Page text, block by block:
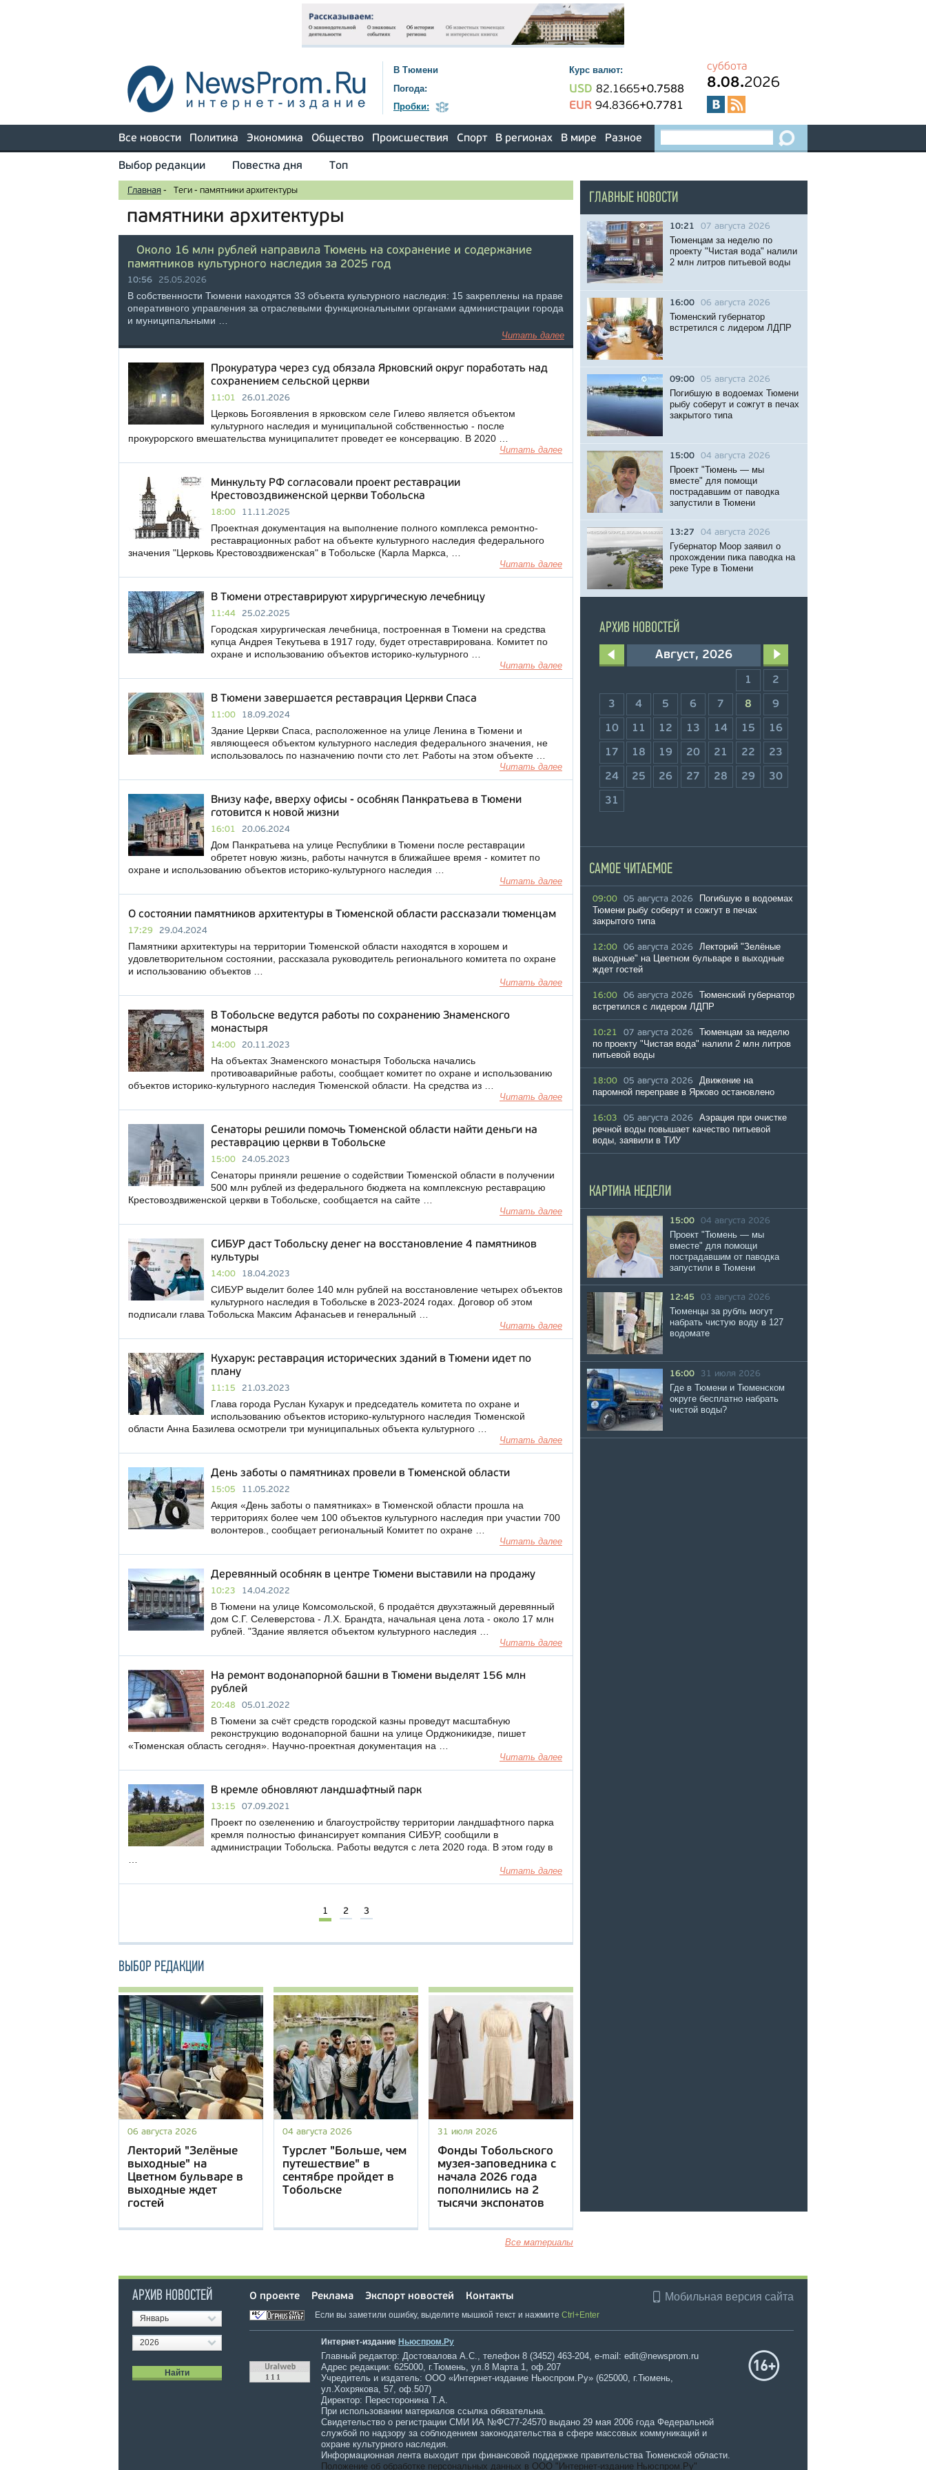
В Тюмени
Погода:
Пробки:
Курс валют:
USD 82.1665+0.7588
EUR 94.8366+0.7781
суббота
8.08.2026
Все новости Политика Экономика Общество Происшествия Спорт В регионах В мире Разное
Выбор редакции Повестка дня Топ
Главная - Теги - памятники архитектуры
памятники архитектуры
Около 16 млн рублей направила Тюмень на сохранение и содержание
памятников культурного наследия за 2025 год
10:56 25.05.2026
В собственности Тюмени находятся 33 объекта культурного наследия: 15 закреплены на праве
оперативного управления за отраслевыми функциональными органами администрации города
и муниципальными …
Читать далее
Прокуратура через суд обязала Ярковский округ поработать над
сохранением сельской церкви
11:01 26.01.2026
Церковь Богоявления в ярковском селе Гилево является объектом
культурного наследия и муниципальной собственностью - после
прокурорского вмешательства муниципалитет проведет ее консервацию. В 2020 …
Читать далее
Минкульту РФ согласовали проект реставрации
Крестовоздвиженской церкви Тобольска
18:00 11.11.2025
Проектная документация на выполнение полного комплекса ремонтно-
реставрационных работ на объекте культурного наследия федерального
значения "Церковь Крестовоздвиженская" в Тобольске (Карла Маркса, …
Читать далее
В Тюмени отреставрируют хирургическую лечебницу
11:44 25.02.2025
Городская хирургическая лечебница, построенная в Тюмени на средства
купца Андрея Текутьева в 1917 году, будет отреставрирована. Комитет по
охране и использованию объектов историко-культурного …
Читать далее
В Тюмени завершается реставрация Церкви Спаса
11:00 18.09.2024
Здание Церкви Спаса, расположенное на улице Ленина в Тюмени и
являющееся объектом культурного наследия федерального значения, не
использовалось по назначению почти сто лет. Работы на этом объекте …
Читать далее
Внизу кафе, вверху офисы - особняк Панкратьева в Тюмени
готовится к новой жизни
16:01 20.06.2024
Дом Панкратьева на улице Республики в Тюмени после реставрации
обретет новую жизнь, работы начнутся в ближайшее время - комитет по
охране и использованию объектов историко-культурного наследия …
Читать далее
О состоянии памятников архитектуры в Тюменской области рассказали тюменцам
17:29 29.04.2024
Памятники архитектуры на территории Тюменской области находятся в хорошем и
удовлетворительном состоянии, рассказала руководитель регионального комитета по охране
и использованию объектов …
Читать далее
В Тобольске ведутся работы по сохранению Знаменского
монастыря
14:00 20.11.2023
На объектах Знаменского монастыря Тобольска начались
противоаварийные работы, сообщает комитет по охране и использованию
объектов историко-культурного наследия Тюменской области. На средства из …
Читать далее
Сенаторы решили помочь Тюменской области найти деньги на
реставрацию церкви в Тобольске
15:00 24.05.2023
Сенаторы приняли решение о содействии Тюменской области в получении
500 млн рублей из федерального бюджета на комплексную реставрацию
Крестовоздвиженской церкви в Тобольске, сообщается на сайте …
Читать далее
СИБУР даст Тобольску денег на восстановление 4 памятников
культуры
14:00 18.04.2023
СИБУР выделит более 140 млн рублей на восстановление четырех объектов
культурного наследия в Тобольске в 2023-2024 годах. Договор об этом
подписали глава Тобольска Максим Афанасьев и генеральный …
Читать далее
Кухарук: реставрация исторических зданий в Тюмени идет по
плану
11:15 21.03.2023
Глава города Руслан Кухарук и председатель комитета по охране и
использованию объектов историко-культурного наследия Тюменской
области Анна Базилева осмотрели три муниципальных объекта культурного …
Читать далее
День заботы о памятниках провели в Тюменской области
15:05 11.05.2022
Акция «День заботы о памятниках» в Тюменской области прошла на
территориях более чем 100 объектов культурного наследия при участии 700
волонтеров., сообщает региональный Комитет по охране …
Читать далее
Деревянный особняк в центре Тюмени выставили на продажу
10:23 14.04.2022
В Тюмени на улице Комсомольской, 6 продаётся двухэтажный деревянный
дом С.Г. Селеверстова - Л.Х. Брандта, начальная цена лота - около 17 млн
рублей. "Здание является объектом культурного наследия …
Читать далее
На ремонт водонапорной башни в Тюмени выделят 156 млн
рублей
20:48 05.01.2022
В Тюмени за счёт средств городской казны проведут масштабную
реконструкцию водонапорной башни на улице Орджоникидзе, пишет
«Тюменская область сегодня». Научно-проектная документация на …
Читать далее
В кремле обновляют ландшафтный парк
13:15 07.09.2021
Проект по озеленению и благоустройству территории ландшафтного парка
кремля полностью финансирует компания СИБУР, сообщили в
администрации Тобольска. Работы ведутся с лета 2020 года. В этом году в
Читать далее
1 2 3
ВЫБОР РЕДАКЦИИ
06 августа 2026
Лекторий "Зелёные
выходные" на
Цветном бульваре в
выходные ждет
гостей
04 августа 2026
Турслет "Больше, чем
путешествие" в
сентябре пройдет в
Тобольске
31 июля 2026
Фонды Тобольского
музея-заповедника с
начала 2026 года
пополнились на 2
тысячи экспонатов
Все материалы
ГЛАВНЫЕ НОВОСТИ
10:21 07 августа 2026
Тюменцам за неделю по
проекту "Чистая вода" налили
2 млн литров питьевой воды
16:00 06 августа 2026
Тюменский губернатор
встретился с лидером ЛДПР
09:00 05 августа 2026
Погибшую в водоемах Тюмени
рыбу соберут и сожгут в печах
закрытого типа
15:00 04 августа 2026
Проект "Тюмень — мы
вместе" для помощи
пострадавшим от паводка
запустили в Тюмени
13:27 04 августа 2026
Губернатор Моор заявил о
прохождении пика паводка на
реке Туре в Тюмени
АРХИВ НОВОСТЕЙ
Август, 2026
1 2
3 4 5 6 7 8 9
10 11 12 13 14 15 16
17 18 19 20 21 22 23
24 25 26 27 28 29 30
31
САМОЕ ЧИТАЕМОЕ
09:00 05 августа 2026
Погибшую в водоемах
Тюмени рыбу соберут и сожгут в печах
закрытого типа
12:00 06 августа 2026
Лекторий "Зелёные
выходные" на Цветном бульваре в выходные
ждет гостей
16:00 06 августа 2026
Тюменский губернатор
встретился с лидером ЛДПР
10:21 07 августа 2026
Тюменцам за неделю
по проекту "Чистая вода" налили 2 млн литров
питьевой воды
18:00 05 августа 2026
Движение на
паромной переправе в Ярково остановлено
16:03 05 августа 2026
Аэрация при очистке
речной воды повышает качество питьевой
воды, заявили в ТИУ
КАРТИНА НЕДЕЛИ
15:00 04 августа 2026
Проект "Тюмень — мы
вместе" для помощи
пострадавшим от паводка
запустили в Тюмени
12:45 03 августа 2026
Тюменцы за рубль могут
набрать чистую воду в 127
водомате
16:00 31 июля 2026
Где в Тюмени и Тюменском
округе бесплатно набрать
чистой воды?
АРХИВ НОВОСТЕЙ
Январь
2026
О проекте Реклама Экспорт новостей Контакты Мобильная версия сайта
Если вы заметили ошибку, выделите мышкой текст и нажмите Ctrl+Enter
Интернет-издание Ньюспром.Ру
Главный редактор: Достовалова А.С., телефон 8 (3452) 463-204, e-mail: edit@newsprom.ru
Адрес редакции: 625000, г.Тюмень, ул.8 Марта 1, оф.207
Учредитель и издатель: ООО «Интернет-издание Ньюспром.Ру» (625000, г.Тюмень,
ул.Хохрякова, 57, оф.507)
Директор: Пересторонина Т.А.
При использовании материалов ссылка обязательна.
Свидетельство о регистрации СМИ ИА №ФС77-24570 выдано 29 мая 2006 года Федеральной
службой по надзору за соблюдением законодательства в сфере массовых коммуникаций и
охране культурного наследия.
Информационная лента выходит при финансовой поддержке правительства Тюменской области.
Положение об обработке персональных данных в ООО "Интернет-издание Ньюспром.Ру"